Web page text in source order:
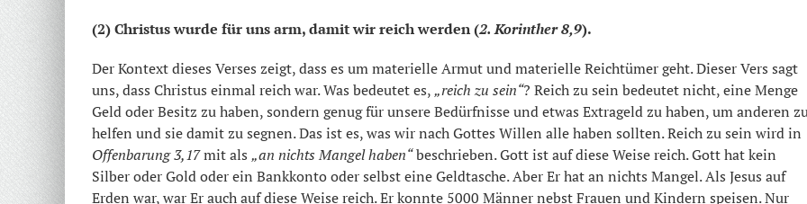
(2) Christus wurde für uns arm, damit wir reich werden (2. Korinther 8,9).
Der Kontext dieses Verses zeigt, dass es um materielle Armut und materielle Reichtümer geht. Dieser Vers sagt
uns, dass Christus einmal reich war. Was bedeutet es,„reich zu sein“? Reich zu sein bedeutet nicht, eine Menge
Geld oder Besitz zu haben, sondern genug für unsere Bedürfnisse und etwas Extrageld zu haben, um anderen
helfen und sie damit zu segnen. Das ist es, was wir nach Gottes Willen alle haben sollten. Reich zu sein wird in
Offenbarung 3,17mit als „an nichts Mangel haben“beschrieben. Gott ist auf diese Weise reich. Gott hat kein
Silber oder Gold oder ein Bankkonto oder selbst eine Geldtasche. Aber Er hat an nichts Mangel. Als Jesus auf
Erden war, war Er auch auf diese Weise reich. Er konnte 5000 Männer nebst Frauen und Kindern speisen. Nur